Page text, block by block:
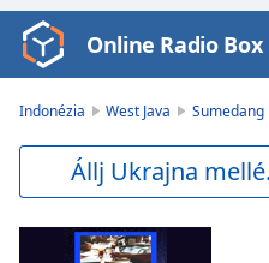
Video
Player
Backward
Online Radio Box
Indonézia West Java Sumedang
Állj Ukrajna